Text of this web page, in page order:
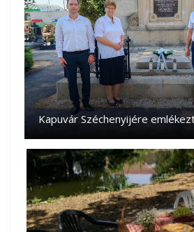
Kapuvár Széchenyijére